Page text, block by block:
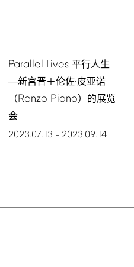
Parallel Lives平行人生
―新宫晋＋伦佐·皮亚诺
（Renzo Piano）的展览
会
2023.07.13 – 2023.09.14